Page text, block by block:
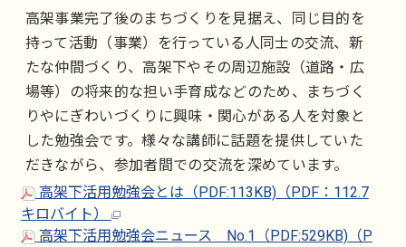
高架事業完了後のまちづくりを見据え、同じ目的を
持って活動（事業）を行っている人同士の交流、新
たな仲間づくり、高架下やその周辺施設（道路・広
場等）の将来的な担い手育成などのため、まちづく
りやにぎわいづくりに興味・関心がある人を対象と
した勉強会です。様々な講師に話題を提供していた
だきながら、参加者間での交流を深めています。
高架下活用勉強会とは（PDF:113KB)（PDF：112.7
キロバイト）
高架下活用勉強会ニュース No.1（PDF:529KB)（P